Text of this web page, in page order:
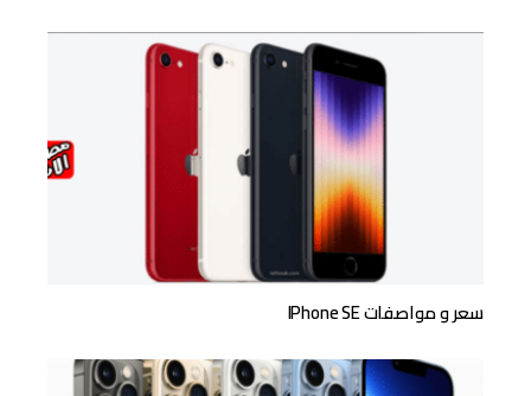
سعر و مواصفات IPhone SE